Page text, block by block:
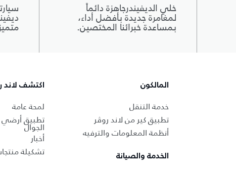
خلي الديفيندرجاهزة دائماً
لمغامرة جديدة بأفضل أداء،
بمساعدة خبرائنا المختصين.
المالكون
خدمة التنقل
تطبيق كير من لاند روڤر
أنظمة المعلومات والترفيه
الخدمة والصيانة
اكتشف لاند
لمحة عامة
تطبيق أرضي
الجوال
أخبار
تشكيلة